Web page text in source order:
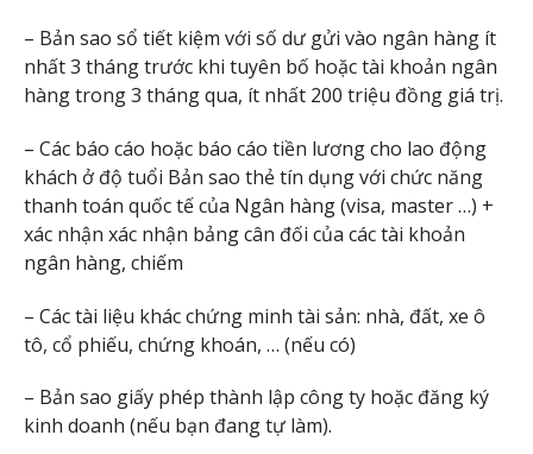
– Bản sao sổ tiết kiệm với số dư gửi vào ngân hàng ít
nhất 3 tháng trước khi tuyên bố hoặc tài khoản ngân
hàng trong 3 tháng qua, ít nhất 200 triệu đồng giá trị.
– Các báo cáo hoặc báo cáo tiền lương cho lao động
khách ở độ tuổi Bản sao thẻ tín dụng với chức năng
thanh toán quốc tế của Ngân hàng (visa, master …) +
xác nhận xác nhận bảng cân đối của các tài khoản
ngân hàng, chiếm
– Các tài liệu khác chứng minh tài sản: nhà, đất, xe ô
tô, cổ phiếu, chứng khoán, … (nếu có)
– Bản sao giấy phép thành lập công ty hoặc đăng ký
kinh doanh (nếu bạn đang tự làm).